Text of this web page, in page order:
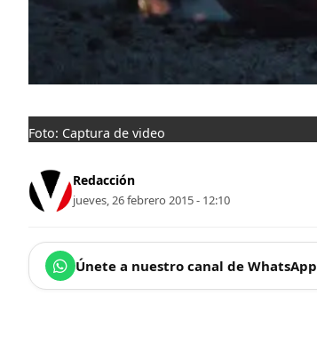
Foto: Captura de video
Redacción
jueves, 26 febrero 2015 - 12:10
Únete a nuestro canal de WhatsApp